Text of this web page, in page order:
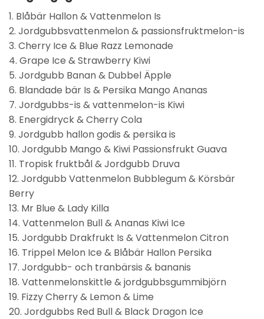
1. Blåbär Hallon & Vattenmelon Is
2. Jordgubbsvattenmelon & passionsfruktmelon-is
3. Cherry Ice & Blue Razz Lemonade
4. Grape Ice & Strawberry Kiwi
5. Jordgubb Banan & Dubbel Äpple
6. Blandade bär Is & Persika Mango Ananas
7. Jordgubbs-is & vattenmelon-is Kiwi
8. Energidryck & Cherry Cola
9. Jordgubb hallon godis & persika is
10. Jordgubb Mango & Kiwi Passionsfrukt Guava
11. Tropisk fruktbål & Jordgubb Druva
12. Jordgubb Vattenmelon Bubblegum & Körsbär
Berry
13. Mr Blue & Lady Killa
14. Vattenmelon Bull & Ananas Kiwi Ice
15. Jordgubb Drakfrukt Is & Vattenmelon Citron
16. Trippel Melon Ice & Blåbär Hallon Persika
17. Jordgubb- och tranbärsis & bananis
18. Vattenmelonskittle & jordgubbsgummibjörn
19. Fizzy Cherry & Lemon & Lime
20. Jordgubbs Red Bull & Black Dragon Ice